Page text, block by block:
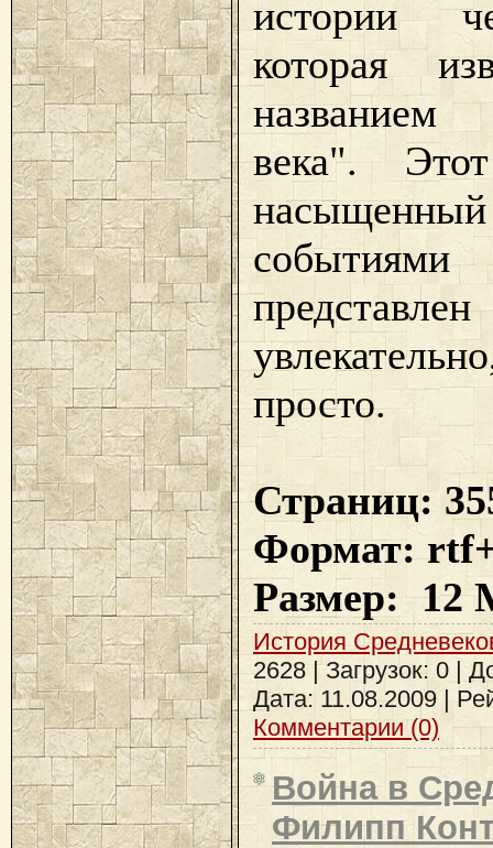
истории
которая
века".
просто.
Страниц:
Формат:
Размер: 12
История
2628 | Загрузок: 0 |
Дата: 11.08.2009 |
Комментарии (0)
Война в
Филипп